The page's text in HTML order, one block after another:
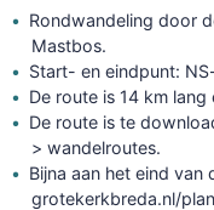
Rondwandeling door
Mastbos.
Start- en eindpunt:
De route is 14 km
De route is te
> wandelroutes.
Bijna aan het eind van
grotekerkbreda.nl/